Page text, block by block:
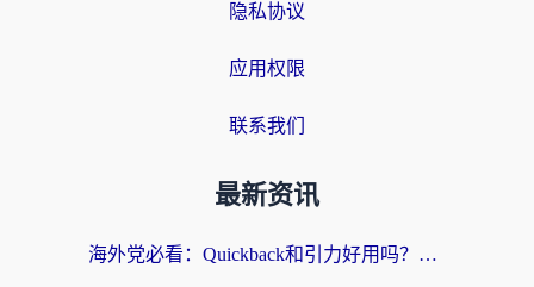
隐私协议
应用权限
联系我们
最新资讯
海外党必看：Quickback和引力好用吗？3分钟搞懂回国加速器怎么选